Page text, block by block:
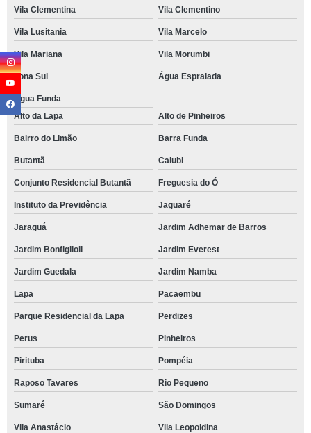
Vila Clementina Vila Clementino
Vila Lusitania Vila Marcelo
Vila Mariana Vila Morumbi
Zona Sul Água Espraiada
Água Funda
Alto da Lapa
Alto de Pinheiros
Bairro do Limão Barra Funda
Butantã Caiubi
Conjunto Residencial Butantã Freguesia do Ó
Instituto da Previdência Jaguaré
Jaraguá Jardim Adhemar de Barros
Jardim Bonfiglioli Jardim Everest
Jardim Guedala Jardim Namba
Lapa Pacaembu
Parque Residencial da Lapa Perdizes
Perus Pinheiros
Pirituba Pompéia
Raposo Tavares Rio Pequeno
Sumaré São Domingos
Vila Anastácio Vila Leopoldina